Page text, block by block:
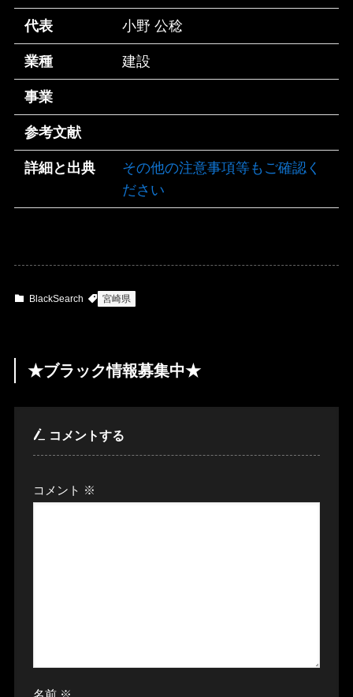
代表 小野 公稔
業種 建設
事業
参考文献
詳細と出典
その他の注意事項等もご確認く
ださい
BlackSearch 宮崎県
★ブラック情報募集中★
コメントする
コメント ※